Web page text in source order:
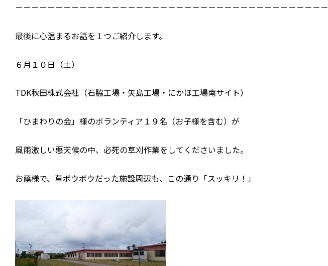
－－－－－－－－－－－－－－－－－－－－－－－－－－－－－－－－－－－－－－－
最後に心温まるお話を１つご紹介します。
６月１０日（土）
TDK秋田株式会社（石脇工場・矢島工場・にかほ工場南サイト）
「ひまわりの会」様のボランティア１９名（お子様を含む）が
風雨激しい悪天候の中、必死の草刈作業をしてくださいました。
お蔭様で、草ボウボウだった施設周辺も、この通り「スッキリ！」